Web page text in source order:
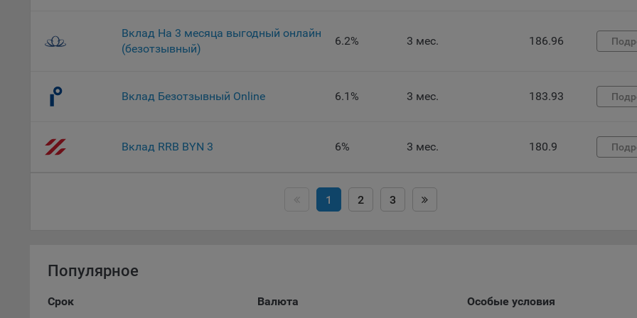
дополнительных функций сайтов, например, для хранения предпочтений
пользователя, в том числе имени пользователя или выбора языка, и для
9.3. Файлы cookie предпочтений, например, для настройки контента.
пользователем городе и других местных настройках для того, чтобы
9.4. Аналитические файлы cookie, например Яндекс.Метрика, Google
Данные файлы cookie собирают информацию о том, как пользователь
тенденциях использования сайта в целом. Общество использует
Вклад На 3 месяца выгодный онлайн
(безотзывный)
6.2% 3 мес. 186.96
Вклад Безотзывный Online 6.1% 3 мес. 183.93
Вклад RRB BYN 3 6% 3 мес. 180.9
1 2 3
Популярное
Срок Валюта Особые условия